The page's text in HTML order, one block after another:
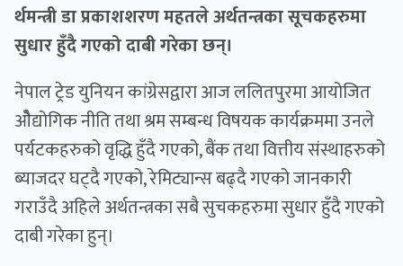
र्थमन्त्री डा प्रकाशशरण महतले अर्थतन्त्रका सूचकहरुमा
सुधार हुँदै गएको दाबी गरेका छन्।
नेपाल ट्रेड युनियन कांग्रेसद्वारा आज ललितपुरमा आयोजित
ओैद्योगिक नीति तथा श्रम सम्बन्ध विषयक कार्यक्रममा उनले
पर्यटकहरुको वृद्धि हुँदै गएको, बैंक तथा वित्तीय संस्थाहरुको
ब्याजदर घट्दै गएको, रेमिट्यान्स बढ्दै गएको जानकारी
गराउँदै अहिले अर्थतन्त्रका सबै सुचकहरुमा सुधार हुँदै गएको
दाबी गरेका हुन्।